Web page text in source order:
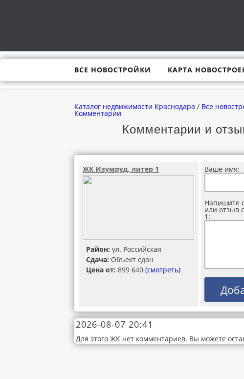
ВСЕ НОВОСТРОЙКИ КАРТА
Каталог недвижимости Краснодара / Все
Комментарии
Комментарии и
ЖК Изумруд, литер 1
Район: ул. Российская
Сдача: Объект сдан
Цена от: 899 640 (смотреть)
Ваше имя:
Напишите
или отзыв
1:
2026-08-07 20:41
Для этого ЖК нет комментариев. Вы можете